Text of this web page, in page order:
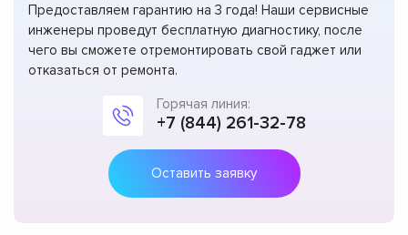
Предоставляем гарантию на 3 года! Наши сервисные
инженеры проведут бесплатную диагностику, после
чего вы сможете отремонтировать свой гаджет или
отказаться от ремонта.
Горячая линия:
+7 (844) 261-32-78
Оставить заявку